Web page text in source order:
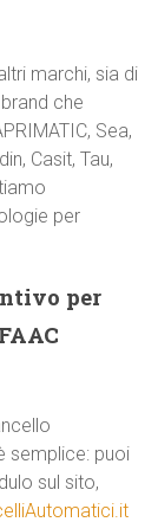
marchi, sia di
che
Sea,
Casit, Tau,
per
per
semplice: puoi
sul sito,